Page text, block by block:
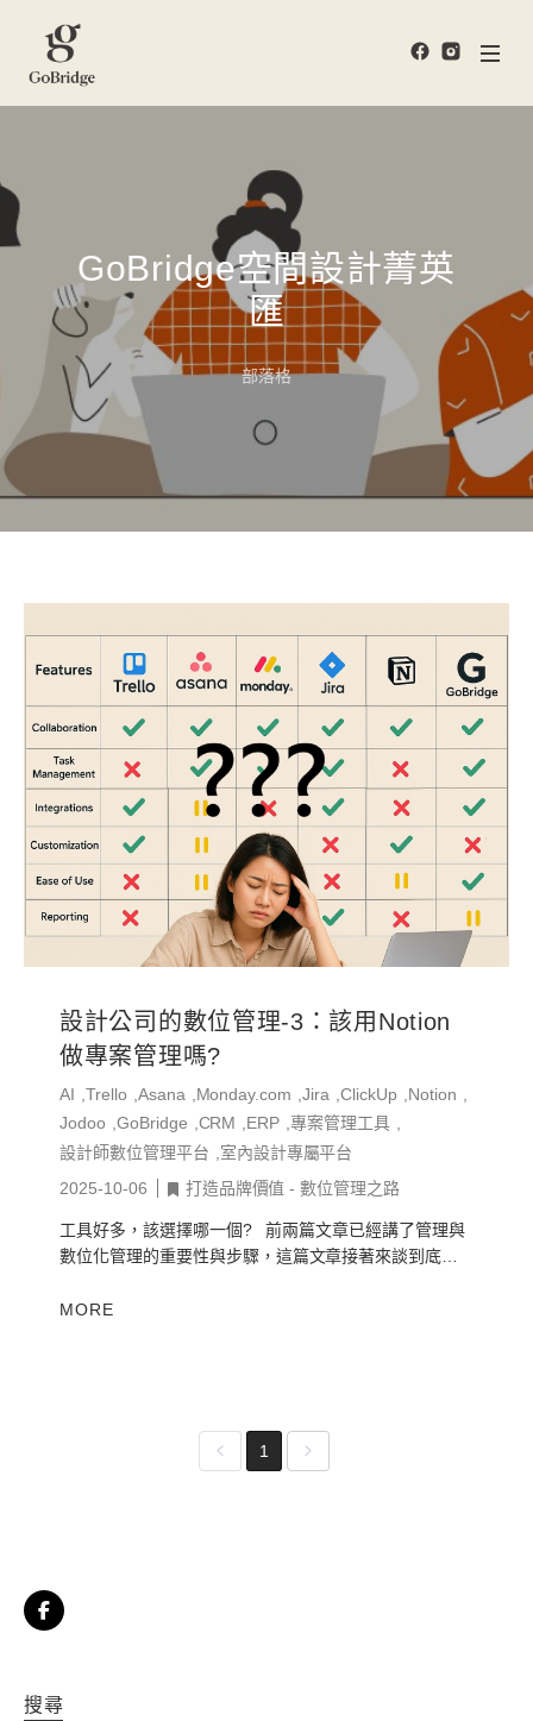
GoBridge空間設計菁英
匯
部落格
設計公司的數位管理-3：該用Notion
做專案管理嗎?
AI Trello Asana Monday.com Jira ClickUp
Notion
Jodoo
GoBridge CRM ERP 專案管理工具
設計師數位管理平台
室內設計專屬平台
2025-10-06
打造品牌價值 - 數位管理之路
工具好多，該選擇哪一個? 前兩篇文章已經講了管理與
數位化管理的重要性與步驟，這篇文章接著來談到底設
題，幫公司成長。我這裡不是要談...
MORE
1
搜尋